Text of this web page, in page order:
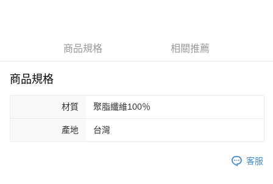
商品規格 相關推薦
商品規格
材質 聚脂纖維100％
產地 台灣
客服